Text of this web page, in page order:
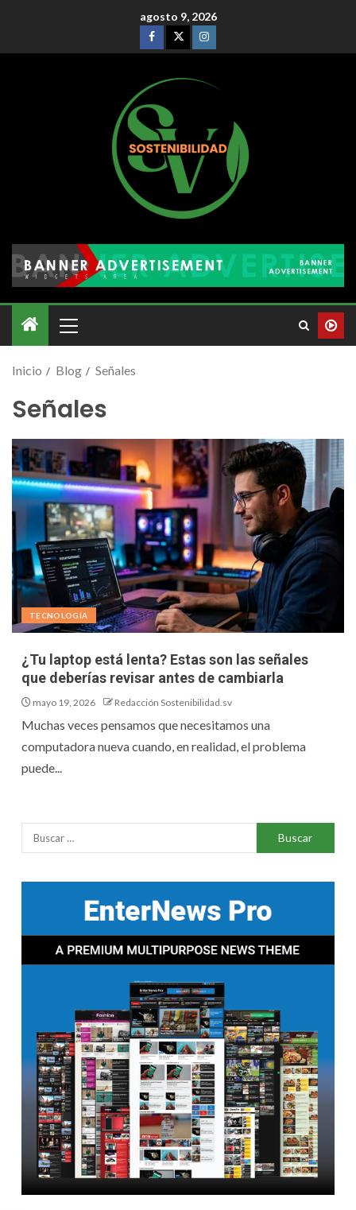
agosto 9, 2026
Inicio Blog Señales
Señales
TECNOLOGÍA
¿Tu laptop está lenta? Estas son las señales
que deberías revisar antes de cambiarla
mayo 19, 2026 Redacción Sostenibilidad.sv
Muchas veces pensamos que necesitamos una
computadora nueva cuando, en realidad, el problema
puede...